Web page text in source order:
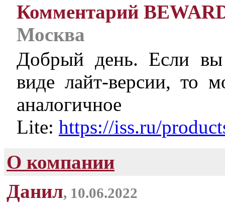
Комментарий
Москва
Добрый день. Если вы
виде лайт-версии, то
Lite: https://iss.ru/
О компании
Данил, 10.06.2022